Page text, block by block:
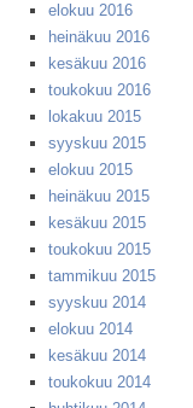
elokuu 2016
heinäkuu 2016
kesäkuu 2016
toukokuu 2016
lokakuu 2015
syyskuu 2015
elokuu 2015
heinäkuu 2015
kesäkuu 2015
toukokuu 2015
tammikuu 2015
syyskuu 2014
elokuu 2014
kesäkuu 2014
toukokuu 2014